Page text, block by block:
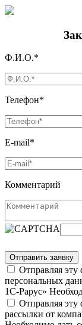
Ф.И.О.*
Телефон*
E-mail*
Комментарий
Отправляя
персональных
1С-Рарус»
Отправляя
рассылки от